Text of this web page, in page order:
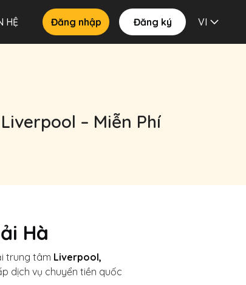
HỆ Đăng nhập Đăng ký VI
– Miễn Phí
Hà
trung tâm Liverpool,
dịch vụ chuyển tiền quốc